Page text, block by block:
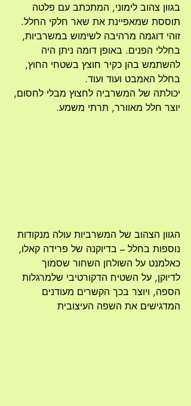
בגוון צהוב לימוני, המתכתב עם פלטה
תוססת שמאפיינת את שאר חלקי החלל.
זוהי דוגמה מרהיבה לשימוש במשרביות,
בחללי הפנים. באופן דומה ניתן היה
להשתמש בהן כקיר חוצץ בשטחי החוץ,
בחלל האמבט ועוד ועוד.
יכולתה של המשרביה לחצוץ מבלי לחסום,
יוצר חלל מאוורר, תרתי משמע.
הגוון הצהוב של המשרביות עולה מנקודות
נוספות בחלל – בדיוקנה של פרידה קאלו,
כאלמנט על השולחן השחור שסמוך
לדיוקן, על השטיח הדקורטיבי שלמרגלות
הספה, ויוצר בכך הקשרים מעודנים
המדגישים את השפה העיצובית